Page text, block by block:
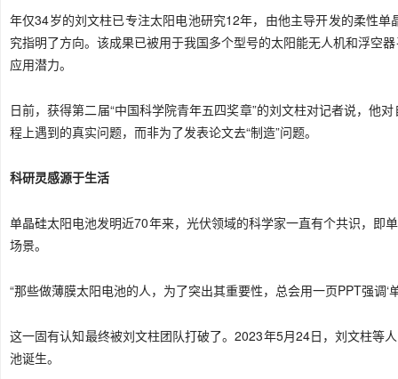
年仅34岁的刘文柱已专注太阳电池研究12年，由他主导开发的柔性
究指明了方向。该成果已被用于我国多个型号的太阳能无人机和浮空
应用潜力。
日前，获得第二届“中国科学院青年五四奖章”的刘文柱对记者说，他
程上遇到的真实问题，而非为了发表论文去“制造”问题。
科研灵感源于生活
单晶硅太阳电池发明近70年来，光伏领域的科学家一直有个共识，即
场景。
“那些做薄膜太阳电池的人，为了突出其重要性，总会用一页PPT强调‘
这一固有认知最终被刘文柱团队打破了。2023年5月24日，刘文柱等
池诞生。